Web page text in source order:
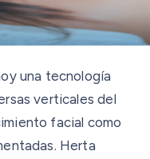
una tecnología
verticales del
facial como
Herta